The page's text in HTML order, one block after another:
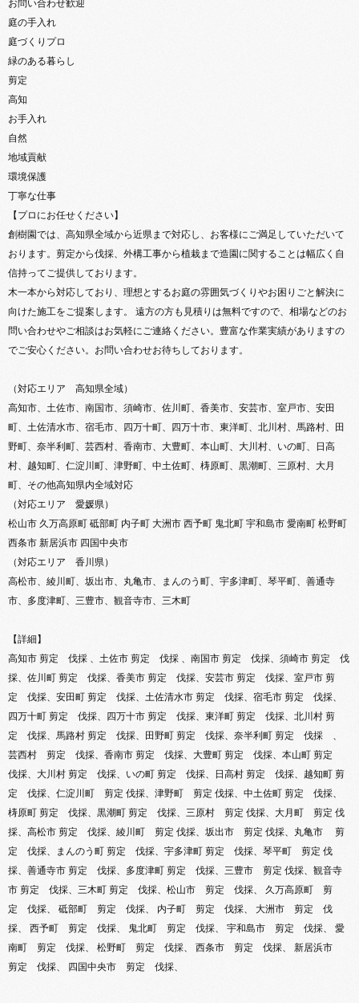
お問い合わせ歓迎
庭の手入れ
庭づくりプロ
緑のある暮らし
剪定
高知
お手入れ
自然
地域貢献
環境保護
丁寧な仕事
【プロにお任せください】
創樹園では、高知県全域から近県まで対応し、お客様にご満足していただいて
おります。剪定から伐採、外構工事から植栽まで造園に関することは幅広く自
信持ってご提供しております。
木一本から対応しており、理想とするお庭の雰囲気づくりやお困りごと解決に
向けた施工をご提案します。 遠方の方も見積りは無料ですので、相場などのお
問い合わせやご相談はお気軽にご連絡ください。豊富な作業実績がありますの
でご安心ください。お問い合わせお待ちしております。
（対応エリア 高知県全域）
高知市、土佐市、南国市、須崎市、佐川町、香美市、安芸市、室戸市、安田
町、土佐清水市、宿毛市、四万十町、四万十市、東洋町、北川村、馬路村、田
野町、奈半利町、芸西村、香南市、大豊町、本山町、大川村、いの町、日高
村、越知町、仁淀川町、津野町、中土佐町、梼原町、黒潮町、三原村、大月
町、その他高知県内全域対応
（対応エリア 愛媛県）
松山市 久万高原町 砥部町 内子町 大洲市 西予町 鬼北町 宇和島市 愛南町 松野町
西条市 新居浜市 四国中央市
（対応エリア 香川県）
高松市、綾川町、坂出市、丸亀市、まんのう町、宇多津町、琴平町、善通寺
市、多度津町、三豊市、観音寺市、三木町
【詳細】
高知市 剪定 伐採 、土佐市 剪定 伐採 、南国市 剪定 伐採、須崎市 剪定 伐
採、佐川町 剪定 伐採、香美市 剪定 伐採、安芸市 剪定 伐採、室戸市 剪
定 伐採、安田町 剪定 伐採、土佐清水市 剪定 伐採、宿毛市 剪定 伐採、
四万十町 剪定 伐採、四万十市 剪定 伐採、東洋町 剪定 伐採、北川村 剪
定 伐採、馬路村 剪定 伐採、田野町 剪定 伐採、奈半利町 剪定 伐採 、
芸西村 剪定 伐採、香南市 剪定 伐採、大豊町 剪定 伐採、本山町 剪定
伐採、大川村 剪定 伐採、いの町 剪定 伐採、日高村 剪定 伐採、越知町 剪
定 伐採、仁淀川町 剪定 伐採、津野町 剪定 伐採、中土佐町 剪定 伐採、
梼原町 剪定 伐採、黒潮町 剪定 伐採、三原村 剪定 伐採、大月町 剪定 伐
採、高松市 剪定 伐採、綾川町 剪定 伐採、坂出市 剪定 伐採、丸亀市 剪
定 伐採、まんのう町 剪定 伐採、宇多津町 剪定 伐採、琴平町 剪定 伐
採、善通寺市 剪定 伐採、多度津町 剪定 伐採、三豊市 剪定 伐採、観音寺
市 剪定 伐採、三木町 剪定 伐採、松山市 剪定 伐採、 久万高原町 剪
定 伐採、 砥部町 剪定 伐採、 内子町 剪定 伐採、 大洲市 剪定 伐
採、 西予町 剪定 伐採、 鬼北町 剪定 伐採、 宇和島市 剪定 伐採、 愛
南町 剪定 伐採、 松野町 剪定 伐採、 西条市 剪定 伐採、 新居浜市
剪定 伐採、 四国中央市 剪定 伐採、